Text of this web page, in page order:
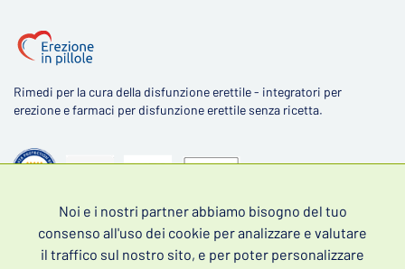
Rimedi per la cura della disfunzione erettile - integratori per
erezione e farmaci per disfunzione erettile senza ricetta.
4,5
Noi e i nostri partner abbiamo bisogno del tuo
consenso all'uso dei cookie per analizzare e valutare
il traffico sul nostro sito, e per poter personalizzare